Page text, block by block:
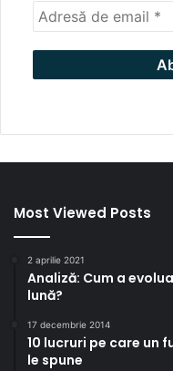
Most Viewed Posts
2 aprilie 2021
Analiză: Cum a
lună?
17 decembrie 2014
10 lucruri pe care un
le spune